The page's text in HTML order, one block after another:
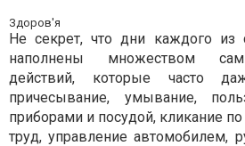
Здоров'я
Не секрет, что дни каждого
наполнены множеством
действий, которые часто
причесывание, умывание,
приборами и посудой, кликание
труд, управление автомобилем,